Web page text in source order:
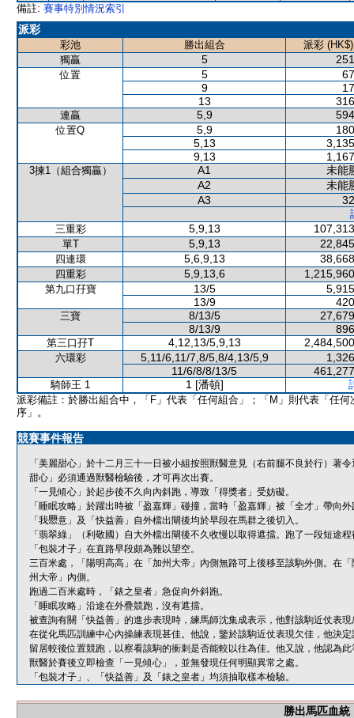
備註: 賽事特別情況索引
派彩
彩池 勝出組合
派彩 (HK$)
獨贏
5
位置 5
9
13
連贏 5,9
位置Q 5,9
5,13
9,13
3揀1（組合獨贏） A1
未能
A2
未能
A3
三重彩
5,9,13
單T 5,9,13
四連環 5,6,9,13
四重彩 5,9,13,6
第九口孖寶 13/5
13/9
三寶 8/13/5
8/13/9
第三口孖T 4,12,13/5,9,13
六環彩 5,11/6,11/7,8/5,8/4,13/5,9
11/6/8/8/13/5
騎師王 1 1 [潘頓]
派彩備註：於勝出組合中，「F」代表「任何組合」；「M」則代表「任何
序」。
競賽事件報告
「美麗甜心」於十二月三十一日被小組按照獸醫意見（右前腿不良於行）著
甜心」必須通過獸醫檢驗後，才可再次出賽。
「一見傾心」於起步後不久向內斜跑，導致「得獎者」受妨礙。
「睡眠攻略」於躍出時被「盈嘉輝」碰撞，當時「盈嘉輝」被「全才」帶向
「我𢥧意」及「快益善」自外檔出閘後均於早段在馬群之後切入。
「翡翠綠」（利敬國）自大外檔出閘後不久收慢以取得遮擋。跑了一段短途
「包裝才子」在直路早段頗為難以望空。
三百米處，「陽明高高」在「加州大帝」內側無路可上後移至該駒外側。在
州大帝」內側。
跑過二百米處時，「錶之皇者」急促向外斜跑。
「睡眠攻略」沿途在外疊競跑，沒有遮擋。
被查詢有關「快益善」的進步表現時，練馬師沈集成表示，他對該駒近仗表
在從化馬匹訓練中心內操練表現甚佳。他說，鑒於該駒近仗表現欠佳，他決
留居較後位置競跑，以察看該駒的衝刺是否能較以往為佳。他又說，他認為
獸醫於賽後立即檢查「一見傾心」，並無發現任何明顯異常之處。
「包裝才子」、「快益善」及「錶之皇者」均須抽取樣本檢驗。
勝出馬匹血統